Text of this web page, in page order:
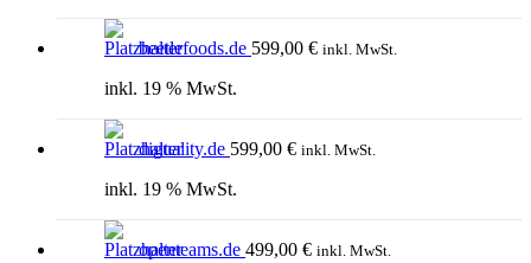
beetlefoods.de 599,00 € inkl. MwSt.
inkl. 19 % MwSt.
diguality.de 599,00 € inkl. MwSt.
inkl. 19 % MwSt.
openteams.de 499,00 € inkl. MwSt.